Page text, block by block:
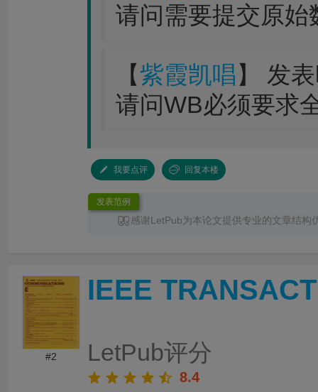
请问需要提交原始
【紫霞凯唱 】 发
请问WB必须要求
我要点评 回复本楼
发表范例
感谢LetPub为本论文提供专业的文章结构
景、材料设计思路、性能分析及机理讨论之间
清晰，论文创新点也得到了更加突出的呈现
整个服务过程中沟通及时、反馈高效，修改
有针对性，为论文顺利投稿并发表于
提供了重要帮助。
#2
IEEE
LetPub评分
8.4